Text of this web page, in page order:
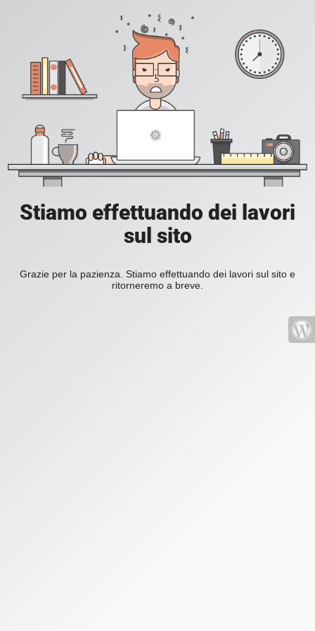
Stiamo effettuando dei lavori
sul sito
Grazie per la pazienza. Stiamo effettuando dei lavori sul sito e
ritorneremo a breve.